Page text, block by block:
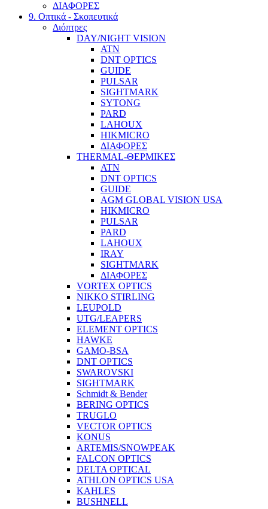
ΔΙΑΦΟΡΕΣ
9. Οπτικά - Σκοπευτικά
Διόπτρες
DAY/NIGHT VISION
ATN
DNT OPTICS
GUIDE
PULSAR
SIGHTMARK
SYTONG
PARD
LAHOUX
HIKMICRO
ΔΙΑΦΟΡΕΣ
THERMAL-ΘΕΡΜΙΚΕΣ
ATN
DNT OPTICS
GUIDE
AGM GLOBAL VISION USA
HIKMICRO
PULSAR
PARD
LAHOUX
IRAY
SIGHTMARK
ΔΙΑΦΟΡΕΣ
VORTEX OPTICS
NIKKO STIRLING
LEUPOLD
UTG/LEAPERS
ELEMENT OPTICS
HAWKE
GAMO-BSA
DNT OPTICS
SWAROVSKI
SIGHTMARK
Schmidt & Bender
BERING OPTICS
TRUGLO
VECTOR OPTICS
KONUS
ARTEMIS/SNOWPEAK
FALCON OPTICS
DELTA OPTICAL
ATHLON OPTICS USA
KAHLES
BUSHNELL